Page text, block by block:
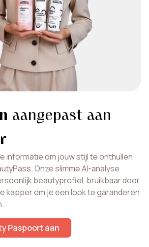
aangepast aan
informatie om jouw stijl te onthullen
Onze slimme AI-analyse
beautyprofiel, bruikbaar door
kapper om je een look te garanderen
Paspoort aan